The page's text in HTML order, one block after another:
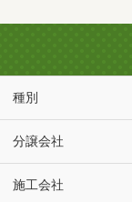
種別
分譲会社
施工会社